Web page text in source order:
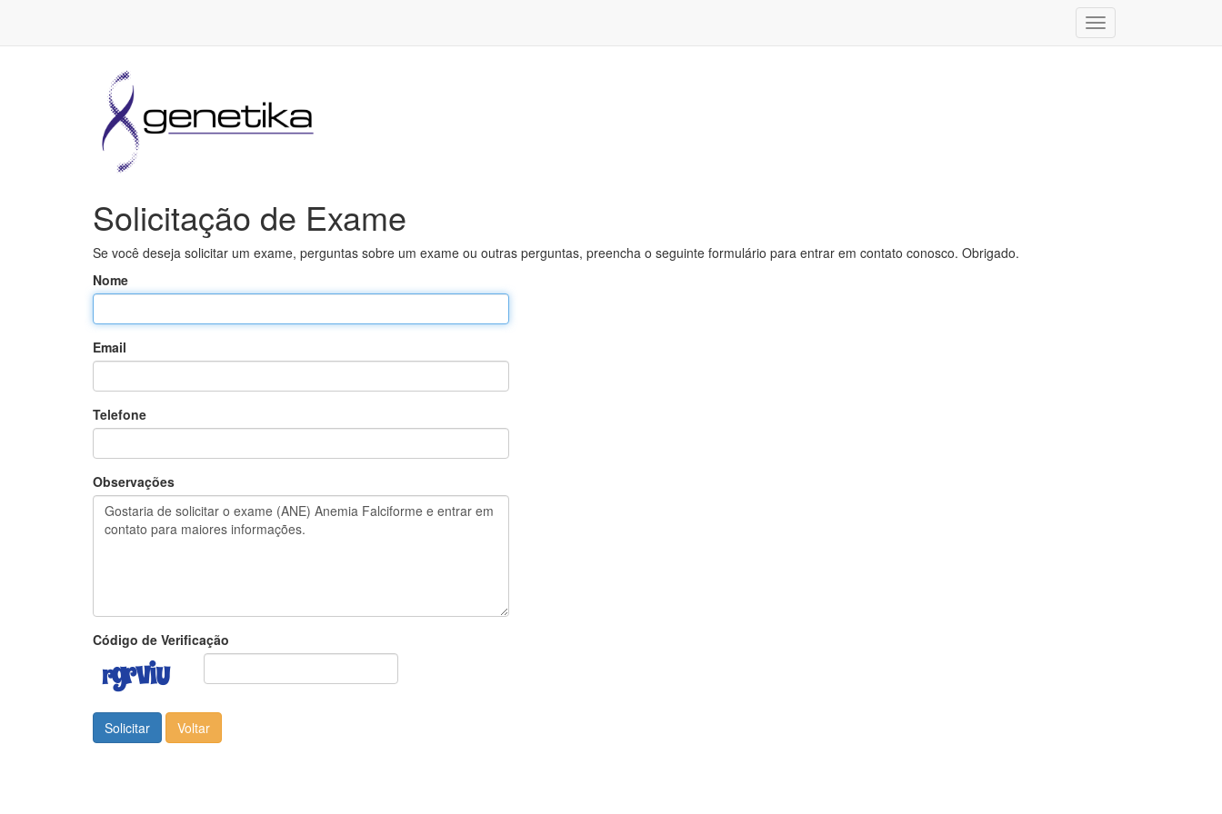
Toggle
navigation
Solicitação de Exame
Se você deseja solicitar um exame, perguntas sobre um exame ou outras perguntas, preencha o seguinte formulário para entrar em contato conosco. Obrigado.
Nome
Email
Telefone
Observações
Código de Verificação
Solicitar Voltar